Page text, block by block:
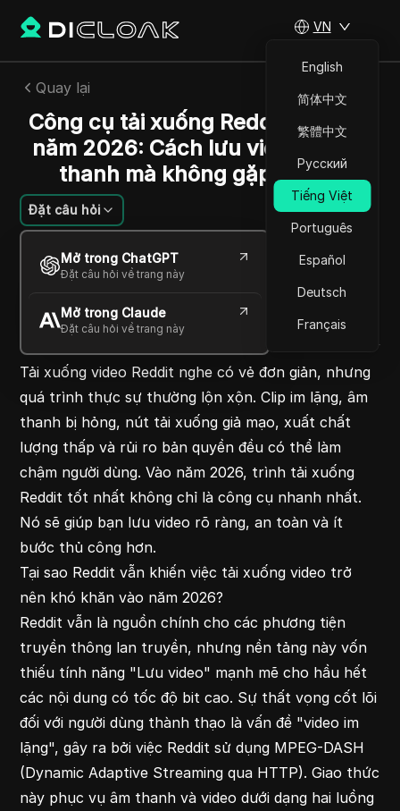
VN
English
简体中文
繁體中文
Русский
Tiếng Việt
Português
Español
Deutsch
Français
Quay lại
Công cụ tải xuống Reddit tốt nhất
năm 2026: Cách lưu video có âm
thanh mà không gặp rắc rối
Đặt câu hỏi
Mở trong ChatGPT
Đặt câu hỏi về trang này
Mở trong Claude
Đặt câu hỏi về trang này
Nguyễn Minh Khôi
03 Th06 2026 5
Đọc trong giây phút
Copy Link
Tải xuống video Reddit nghe có vẻ đơn giản, nhưng
quá trình thực sự thường lộn xộn. Clip im lặng, âm
thanh bị hỏng, nút tải xuống giả mạo, xuất chất
lượng thấp và rủi ro bản quyền đều có thể làm
chậm người dùng. Vào năm 2026, trình tải xuống
Reddit tốt nhất không chỉ là công cụ nhanh nhất.
Nó sẽ giúp bạn lưu video rõ ràng, an toàn và ít
bước thủ công hơn.
Tại sao Reddit vẫn khiến việc tải xuống video trở
nên khó khăn vào năm 2026?
Reddit vẫn là nguồn chính cho các phương tiện
truyền thông lan truyền, nhưng nền tảng này vốn
thiếu tính năng "Lưu video" mạnh mẽ cho hầu hết
các nội dung có tốc độ bit cao. Sự thất vọng cốt lõi
đối với người dùng thành thạo là vấn đề "video im
lặng", gây ra bởi việc Reddit sử dụng MPEG-DASH
(Dynamic Adaptive Streaming qua HTTP). Giao thức
này phục vụ âm thanh và video dưới dạng hai luồng